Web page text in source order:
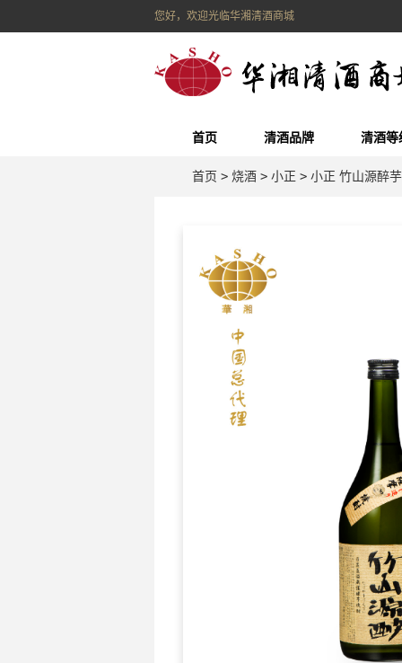
您好，欢迎光临华湘清酒商城
首页 清酒品牌 清酒等
首页 > 烧酒 > 小正 > 小正 竹山源醉